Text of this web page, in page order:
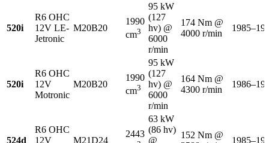
520i
R6 OHC
12V LE-
Jetronic
M20B20
1990
cm3
95 kW
(127
hv) @
6000
r/min
174 Nm @
4000 r/min
520i
R6 OHC
12V
Motronic
M20B20
1990
cm3
95 kW
(127
hv) @
6000
r/min
164 Nm @
4300 r/min
524d
R6 OHC
12V
M21D24
2443
63 kW
(86 hv)
@
152 Nm @